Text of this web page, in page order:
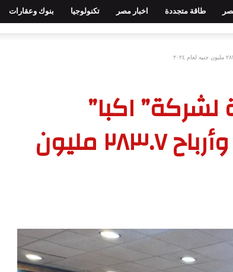
طاقة متجددة اخبار مصر تكنولوجيا بنوك وعقارات
لشركة” اكبا”
بإيرادات ٨٠١.٥ مليون جنيه وأرباح ٢٨٣.٧ مليون